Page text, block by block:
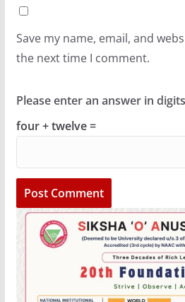
Save my name, email, and
the next time I comment.
Please enter an answer in
four + twelve =